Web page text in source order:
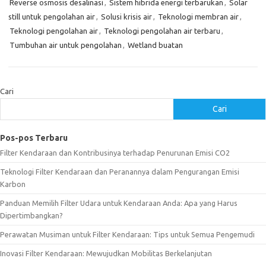
Reverse osmosis desalinasi , Sistem hibrida energi terbarukan , Solar
still untuk pengolahan air, Solusi krisis air, Teknologi membran air,
Teknologi pengolahan air, Teknologi pengolahan air terbaru ,
Tumbuhan air untuk pengolahan , Wetland buatan
Cari
Cari
Pos-pos Terbaru
Filter Kendaraan dan Kontribusinya terhadap Penurunan Emisi CO2
Teknologi Filter Kendaraan dan Peranannya dalam Pengurangan Emisi
Karbon
Panduan Memilih Filter Udara untuk Kendaraan Anda: Apa yang Harus
Dipertimbangkan?
Perawatan Musiman untuk Filter Kendaraan: Tips untuk Semua Pengemudi
Inovasi Filter Kendaraan: Mewujudkan Mobilitas Berkelanjutan